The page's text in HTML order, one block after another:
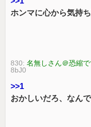
ホンマに心から気持
830:名無しさん＠恐縮で
8bJ0
>>1
おかしいだろ、なん